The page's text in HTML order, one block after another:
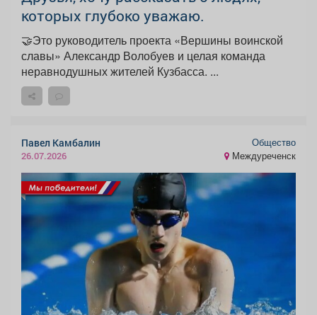
которых глубоко уважаю.
🤝Это руководитель проекта «Вершины воинской
славы» Александр Волобуев и целая команда
неравнодушных жителей Кузбасса. ...
Павел Камбалин
26.07.2026
Общество
Междуреченск